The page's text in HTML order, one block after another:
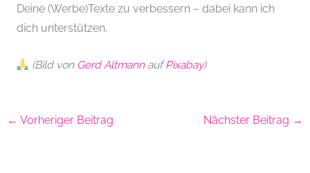
Deine (Werbe)Texte zu verbessern – dabei kann ich
dich unterstützen.
(Bild von Gerd AltmannaufPixabay)
← Vorheriger Beitrag Nächster Beitrag →